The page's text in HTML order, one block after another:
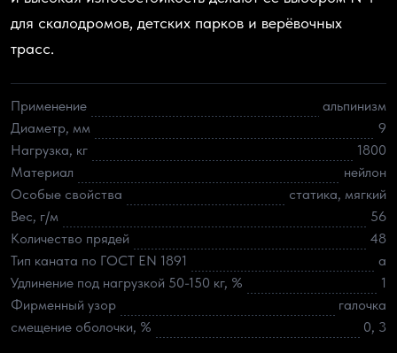
для скалодромов, детских парков и верёвочных
трасс.
Применение
альпинизм
Диаметр, мм
9
Нагрузка, кг
1800
Материал
нейлон
Особые свойства
статика, мягкий
Вес, г/м
56
Количество прядей
48
Тип каната по ГОСТ EN 1891
а
Удлинение под нагрузкой 50-150 кг, %
1
Фирменный узор
галочка
смещение оболочки, %
0, 3